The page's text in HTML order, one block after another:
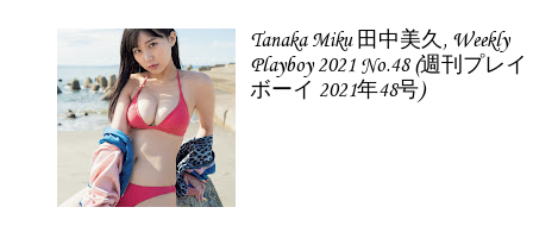
Tanaka Miku 田中美久, Weekly
Playboy 2021 No.48 (週刊プレイ
ボーイ 2021年48号)